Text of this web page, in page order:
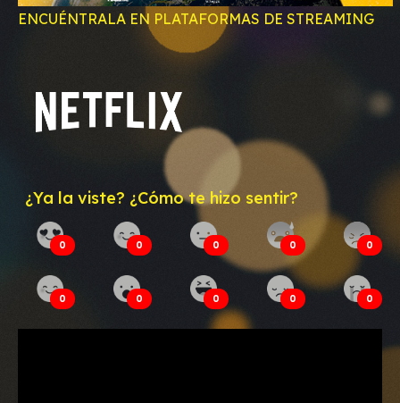
ENCUÉNTRALA EN PLATAFORMAS DE STREAMING
¿Ya la viste? ¿Cómo te hizo sentir?
0 0 0 0 0
0 0 0 0 0